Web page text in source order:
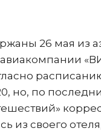
26 мая из
но, по
из своего